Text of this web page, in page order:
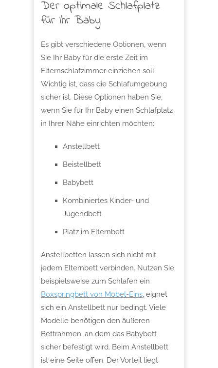
Der optimale Schlafplatz
für Ihr Baby
Es gibt verschiedene Optionen, wenn
Sie Ihr Baby für die erste Zeit im
Elternschlafzimmer einziehen soll.
Wichtig ist, dass die Schlafumgebung
sicher ist. Diese Optionen haben Sie,
wenn Sie für Ihr Baby einen Schlafplatz
in Ihrer Nähe einrichten möchten:
Anstellbett
Beistellbett
Babybett
Kombiniertes Kinder- und
Jugendbett
Platz im Elternbett
Anstellbetten lassen sich nicht mit
jedem Elternbett verbinden. Nutzen Sie
beispielsweise zum Schlafen ein
Boxspringbett von Möbel-Eins, eignet
sich ein Anstellbett nur bedingt. Viele
Modelle benötigen den äußeren
Bettrahmen, an dem das Babybett
sicher befestigt wird. Beim Anstellbett
ist eine Seite offen. Der Vorteil liegt